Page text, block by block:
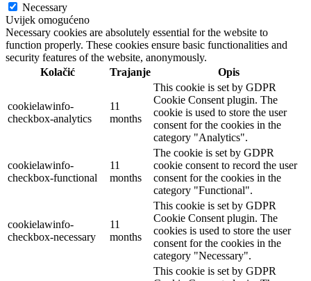
Necessary
Uvijek omogućeno
Necessary cookies are absolutely essential for the website to
function properly. These cookies ensure basic functionalities and
security features of the website, anonymously.
Kolačić
Trajanje Opis
cookielawinfo-
checkbox-analytics
11
months
This cookie is set by GDPR
Cookie Consent plugin. The
cookie is used to store the user
consent for the cookies in the
category "Analytics".
cookielawinfo-
checkbox-functional
11
months
The cookie is set by GDPR
cookie consent to record the user
consent for the cookies in the
category "Functional".
cookielawinfo-
checkbox-necessary
11
months
This cookie is set by GDPR
Cookie Consent plugin. The
cookies is used to store the user
consent for the cookies in the
category "Necessary".
This cookie is set by GDPR